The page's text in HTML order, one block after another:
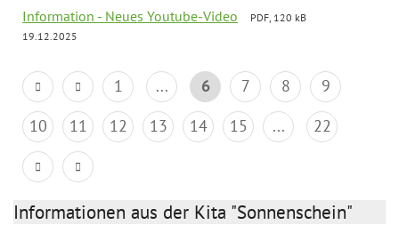
Information - Neues Youtube-Video
PDF, 120 kB
19.12.2025
1 ... 6 7 8
9
10
11 12 13 14 15 ... 22
Informationen aus der Kita "Sonnenschein"